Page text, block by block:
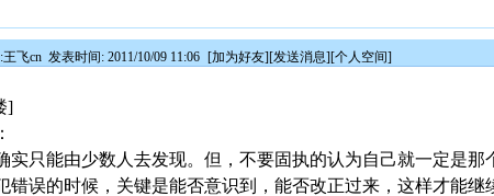
王飞cn 发表时间: 2011/10/09 11:06 [加为好友][发送消息][个人空间]
]
实只能由少数人去发现。但，不要固执的认为自己就一定是那
错误的时候，关键是能否意识到，能否改正过来，这样才能继